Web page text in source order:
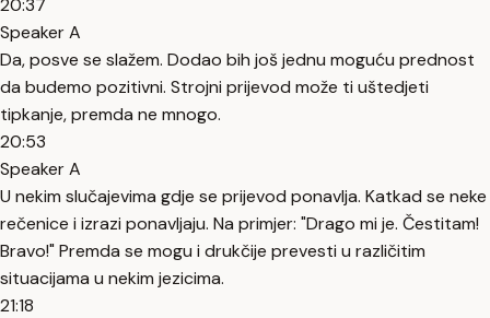
20:37
Speaker A
Da, posve se slažem. Dodao bih još jednu moguću prednost
da budemo pozitivni. Strojni prijevod može ti uštedjeti
tipkanje, premda ne mnogo.
20:53
Speaker A
U nekim slučajevima gdje se prijevod ponavlja. Katkad se neke
rečenice i izrazi ponavljaju. Na primjer: "Drago mi je. Čestitam!
Bravo!" Premda se mogu i drukčije prevesti u različitim
situacijama u nekim jezicima.
21:18